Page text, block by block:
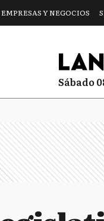
EMPRESAS Y NEGOCIOS
sábado